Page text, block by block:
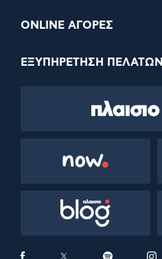
ONLINE ΑΓΟΡΕΣ
ΕΞΥΠΗΡΕΤΗΣΗ ΠΕΛΑΤΩΝ